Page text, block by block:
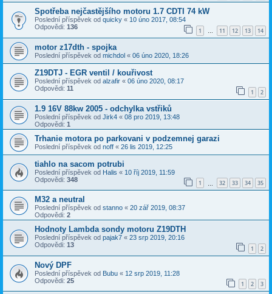
Spotřeba nejčastějšího motoru 1.7 CDTI 74 kW
Poslední příspěvek od quicky « 10 úno 2017, 08:54
Odpovědi: 136 1 … 11 12 13 14
motor z17dth - spojka
Poslední příspěvek od michdol « 06 úno 2020, 18:26
Z19DTJ - EGR ventil / kouřivost
Poslední příspěvek od alzafir « 06 úno 2020, 08:17
Odpovědi: 11 1 2
1.9 16V 88kw 2005 - odchylka vstřiků
Poslední příspěvek od Jirk4 « 08 pro 2019, 13:48
Odpovědi: 1
Trhanie motora po parkovani v podzemnej garazi
Poslední příspěvek od noff « 26 lis 2019, 12:25
tiahlo na sacom potrubi
Poslední příspěvek od Halis « 10 říj 2019, 11:59
Odpovědi: 348 1 32 33 34 35
M32 a neutral
Poslední příspěvek od stanno « 20 zář 2019, 08:37
Odpovědi: 2
Hodnoty Lambda sondy motoru Z19DTH
Poslední příspěvek od pajak7 « 23 srp 2019, 20:16
Odpovědi: 13 1 2
Nový DPF
Poslední příspěvek od Bubu « 12 srp 2019, 11:28
Odpovědi: 25 1 2 3